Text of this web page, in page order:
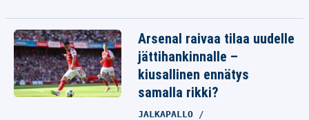
Arsenal raivaa tilaa uudelle
jättihankinnalle –
kiusallinen ennätys
samalla rikki?
JALKAPALLO